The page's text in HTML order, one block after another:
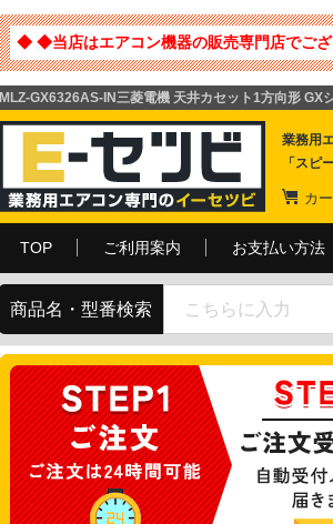
◆ ◆当店はエアコン機器の販売専門店でご
MLZ-GX6326AS-IN三菱電機 天井カセット1方向形
業務用
「スピ
カ
TOP ご利用案内 お支払い方法
商品名・型番検索